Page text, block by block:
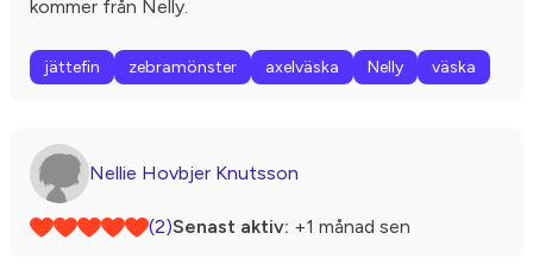
kommer från Nelly.
jättefin zebramönster axelväska Nelly väska
Nellie Hovbjer Knutsson
(2)Senast aktiv: +1 månad sen